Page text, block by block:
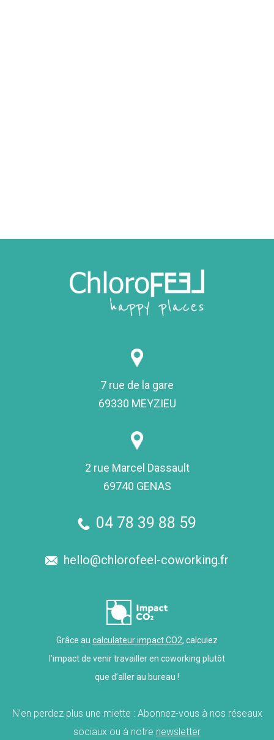
7 rue de la gare
69330 MEYZIEU
2 rue Marcel Dassault
69740 GENAS
04 78 39 88 59
hello@chlorofeel-coworking.fr
Grâce au calculateur impact CO2, calculez
l’impact de venir travailler en coworking plutôt
que d’aller au bureau !
N’en perdez plus une miette : Abonnez-vous à nos réseaux
sociaux ou à notre newsletter